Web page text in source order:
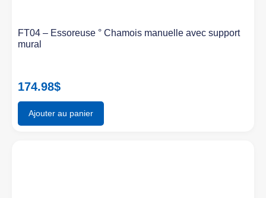
FT04 – Essoreuse ° Chamois manuelle avec support
mural
174.98$
Ajouter au panier